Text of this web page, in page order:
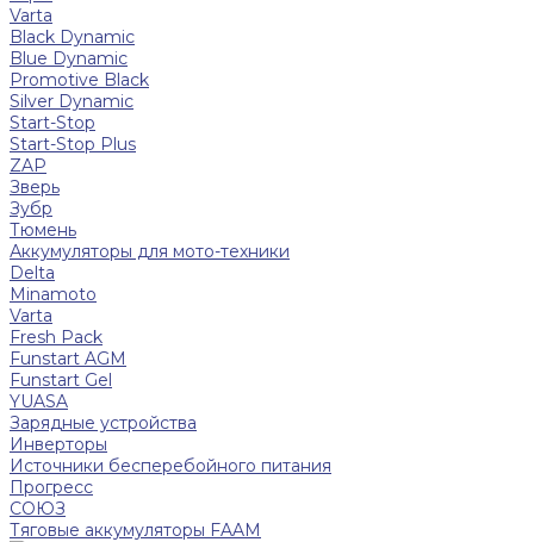
Varta
Black Dynamic
Blue Dynamic
Promotive Black
Silver Dynamic
Start-Stop
Start-Stop Plus
ZAP
Зверь
Зубр
Тюмень
Аккумуляторы для мото-техники
Delta
Minamoto
Varta
Fresh Pack
Funstart AGM
Funstart Gel
YUASA
Зарядные устройства
Инверторы
Источники бесперебойного питания
Прогресс
СОЮЗ
Тяговые аккумуляторы FAAM